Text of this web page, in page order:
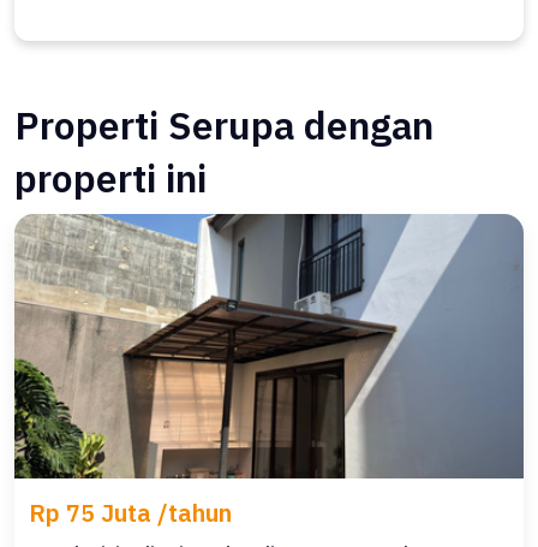
Properti Serupa dengan
properti ini
Rp 75 Juta /tahun